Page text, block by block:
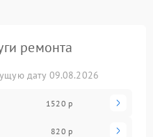
ремонта
дату 09.08.2026
1520 р
820 р